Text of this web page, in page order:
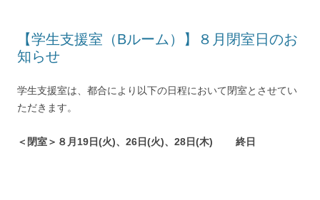
【学生支援室（Bルーム）】８月閉室日のお
知らせ
学生支援室は、都合により以下の日程において閉室とさせてい
ただきます。
＜閉室＞８月19日(火)、26日(火)、28日(木) 終日